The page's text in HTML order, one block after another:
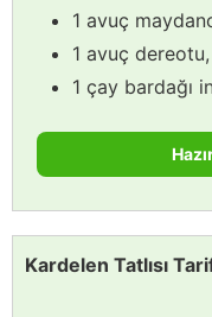
1 avuç
1 avuç dereotu,
1 çay bardağı
Kardelen Tatlısı